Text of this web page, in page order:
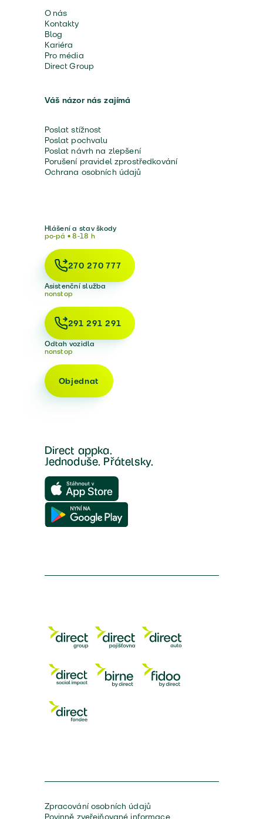
O nás
Kontakty
Blog
Kariéra
Pro média
Direct Group
Váš názor nás zajímá
Poslat stížnost
Poslat pochvalu
Poslat návrh na zlepšení
Porušení pravidel zprostředkování
Ochrana osobních údajů
Hlášení a stav škody
po-pá • 8-18 h
270 270 777
Asistenční služba
nonstop
291 291 291
Odtah vozidla
nonstop
Objednat
Direct appka.
Jednoduše. Přátelsky.
Zpracování osobních údajů
Povinně zveřejňované informace